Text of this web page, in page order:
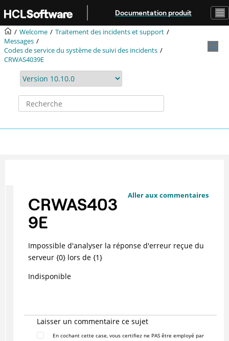
Aller au contenu principal
Documentation produit
Welcome
Traitement des incidents et support
Messages
Codes de service du système de suivi des incidents
CRWAS4039E
Aller aux commentaires
CRWAS403
9E
Impossible d'analyser la réponse d'erreur reçue du
serveur {0} lors de {1}
Indisponible
Laisser un commentaire ce sujet
En cochant cette case, vous certifiez ne PAS être employé par